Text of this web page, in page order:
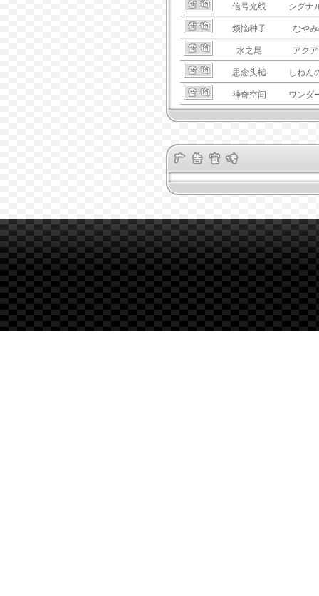
信号光线 シグナ
烦恼种子 なや
水之尾 アク
思念头槌 しねん
神奇空间 ワンダ